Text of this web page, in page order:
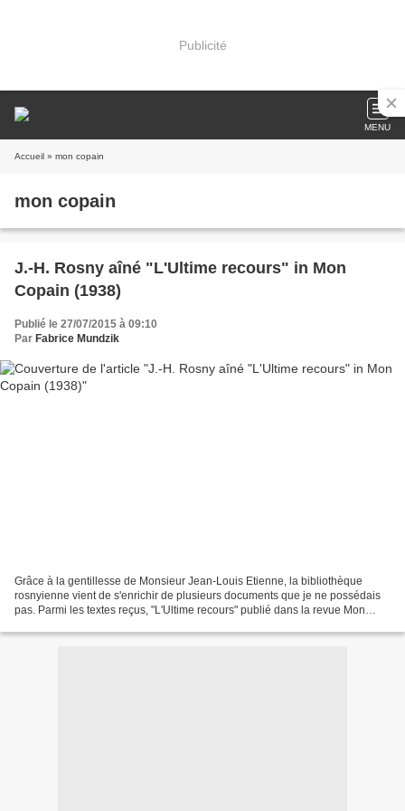
Publicité
MENU
Accueil » mon copain
mon copain
J.-H. Rosny aîné "L'Ultime recours" in Mon
Copain (1938)
Publié le 27/07/2015 à 09:10
Par Fabrice Mundzik
Grâce à la gentillesse de Monsieur Jean-Louis Etienne, la bibliothèque
rosnyienne vient de s'enrichir de plusieurs documents que je ne possédais
pas. Parmi les textes reçus, "L'Ultime recours" publié dans la revue Mon